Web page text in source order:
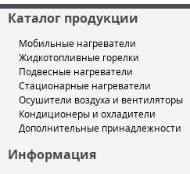
Каталог продукции
Мобильные нагреватели
Жидкотопливные горелки
Подвесные нагреватели
Стационарные нагреватели
Осушители воздуха и вентиляторы
Кондиционеры и охладители
Дополнительные принадлежности
Информация